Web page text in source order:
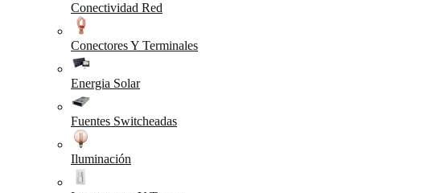
Conectividad Red
Conectores Y Terminales
Energia Solar
Fuentes Switcheadas
Iluminación